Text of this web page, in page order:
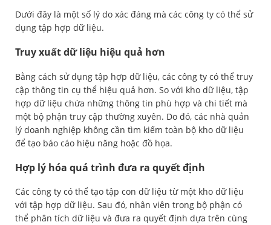
Dưới đây là một số lý do xác đáng mà các công ty có thể sử
dụng tập hợp dữ liệu.
Truy xuất dữ liệu hiệu quả hơn
Bằng cách sử dụng tập hợp dữ liệu, các công ty có thể truy
cập thông tin cụ thể hiệu quả hơn. So với kho dữ liệu, tập
hợp dữ liệu chứa những thông tin phù hợp và chi tiết mà
một bộ phận truy cập thường xuyên. Do đó, các nhà quản
lý doanh nghiệp không cần tìm kiếm toàn bộ kho dữ liệu
để tạo báo cáo hiệu năng hoặc đồ họa.
Hợp lý hóa quá trình đưa ra quyết định
Các công ty có thể tạo tập con dữ liệu từ một kho dữ liệu
với tập hợp dữ liệu. Sau đó, nhân viên trong bộ phận có
thể phân tích dữ liệu và đưa ra quyết định dựa trên cùng